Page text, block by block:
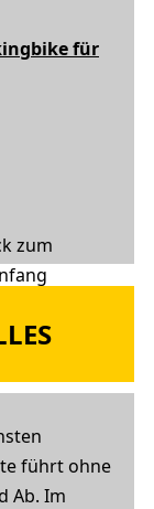
für
führt ohne
Ab. Im